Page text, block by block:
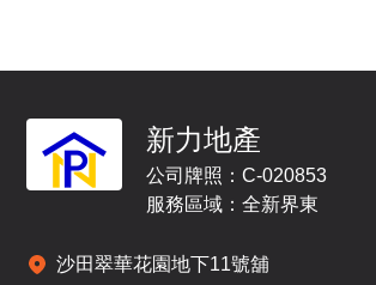
A
4房(2套)
即將發售
B
4房(1套)
即將發售
新力地產
公司牌照：C-020853
服務區域：全新界東
沙田翠華花園地下11號舖